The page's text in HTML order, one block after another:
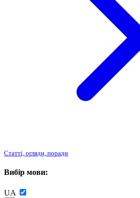
Статті, огляди, поради
Вибір мови:
UA